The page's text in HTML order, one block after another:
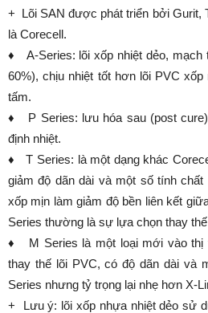
+ Lõi SAN được phát triển bởi Gurit,
là Corecell.
♦ A-Series: lõi xốp nhiệt dẻo, mạch
60%), chịu nhiệt tốt hơn lõi PVC
tấm.
♦ P Series: lưu hóa sau (post cure)
định nhiệt.
♦ T Series: là một dạng khác
giảm độ dãn dài và một số tính
xốp mịn làm giảm độ bền liên kết
Series thường là sự lựa chọn thay
♦ M Series là một loại mới vào thị
thay thế lõi PVC, có độ dãn dài và
Series nhưng tỷ trọng lại nhẹ hơn X-
+ Lưu ý: lõi xốp nhựa nhiệt dẻo sử